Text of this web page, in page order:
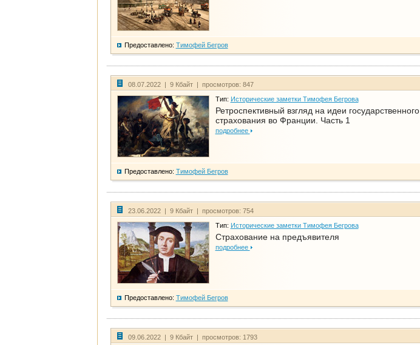
Предоставлено: Тимофей Бегров
08.07.2022 | 9 Кбайт | просмотров: 847
Тип: Исторические заметки Тимофея Бегрова
Ретроспективный взгляд на идеи государственного
страхования во Франции. Часть 1
подробнее
Предоставлено: Тимофей Бегров
23.06.2022 | 9 Кбайт | просмотров: 754
Тип: Исторические заметки Тимофея Бегрова
Страхование на предъявителя
подробнее
Предоставлено: Тимофей Бегров
09.06.2022 | 9 Кбайт | просмотров: 1793